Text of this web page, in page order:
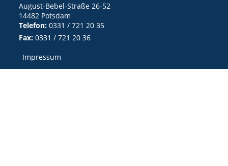
August-Bebel-Straße 26-52
14482 Potsdam
Telefon: 0331 / 721 20 35
Fax: 0331 / 721 20 36
Impressum